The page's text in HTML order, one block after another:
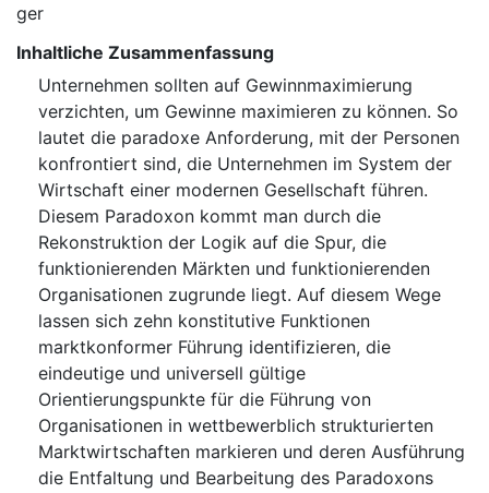
ger
Inhaltliche Zusammenfassung
Unternehmen sollten auf Gewinnmaximierung
verzichten, um Gewinne maximieren zu können. So
lautet die paradoxe Anforderung, mit der Personen
konfrontiert sind, die Unternehmen im System der
Wirtschaft einer modernen Gesellschaft führen.
Diesem Paradoxon kommt man durch die
Rekonstruktion der Logik auf die Spur, die
funktionierenden Märkten und funktionierenden
Organisationen zugrunde liegt. Auf diesem Wege
lassen sich zehn konstitutive Funktionen
marktkonformer Führung identifizieren, die
eindeutige und universell gültige
Orientierungspunkte für die Führung von
Organisationen in wettbewerblich strukturierten
Marktwirtschaften markieren und deren Ausführung
die Entfaltung und Bearbeitung des Paradoxons